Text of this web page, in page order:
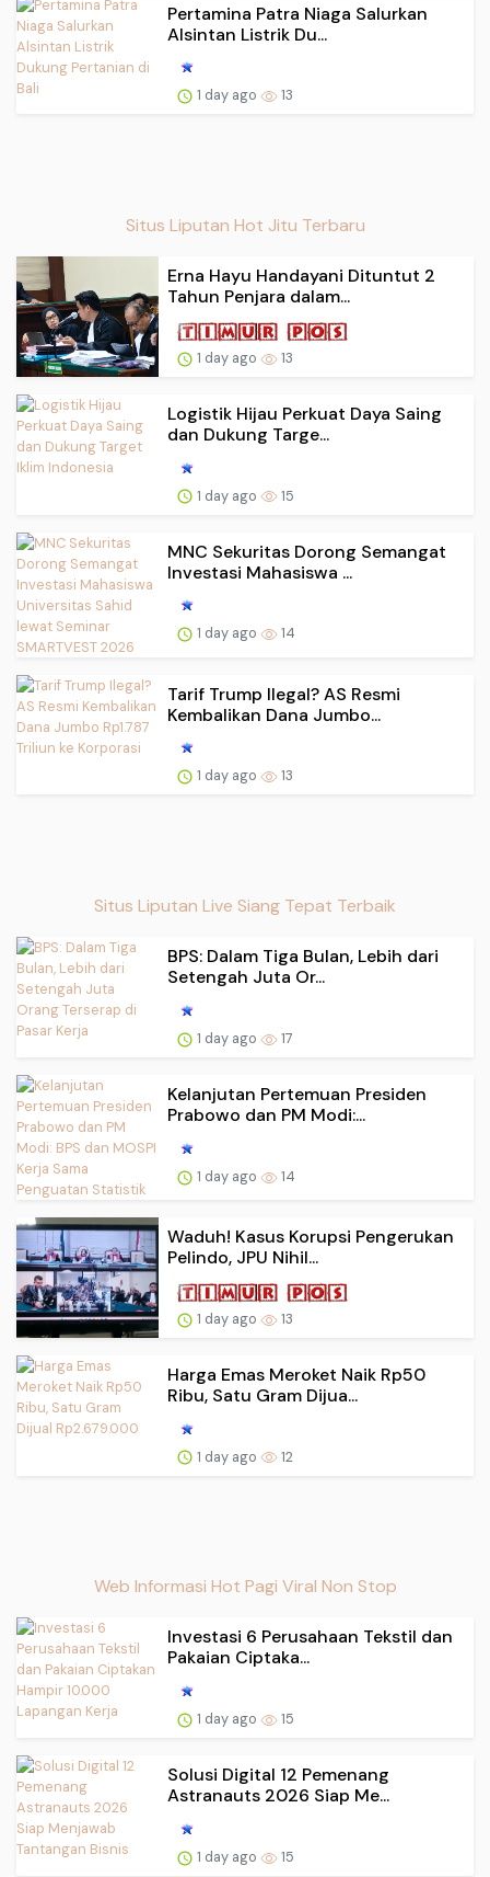
Pertamina Patra Niaga Salurkan
Alsintan Listrik Du...
1 day ago 13
Situs Liputan Hot Jitu Terbaru
Erna Hayu Handayani Dituntut 2
Tahun Penjara dalam...
1 day ago 13
Logistik Hijau Perkuat Daya Saing
dan Dukung Targe...
1 day ago 15
MNC Sekuritas Dorong Semangat
Investasi Mahasiswa ...
1 day ago 14
Tarif Trump Ilegal? AS Resmi
Kembalikan Dana Jumbo...
1 day ago 13
Situs Liputan Live Siang Tepat Terbaik
BPS: Dalam Tiga Bulan, Lebih dari
Setengah Juta Or...
1 day ago 17
Kelanjutan Pertemuan Presiden
Prabowo dan PM Modi:...
1 day ago 14
Waduh! Kasus Korupsi Pengerukan
Pelindo, JPU Nihil...
1 day ago 13
Harga Emas Meroket Naik Rp50
Ribu, Satu Gram Dijua...
1 day ago 12
Web Informasi Hot Pagi Viral Non Stop
Investasi 6 Perusahaan Tekstil dan
Pakaian Ciptaka...
1 day ago 15
Solusi Digital 12 Pemenang
Astranauts 2026 Siap Me...
1 day ago 15